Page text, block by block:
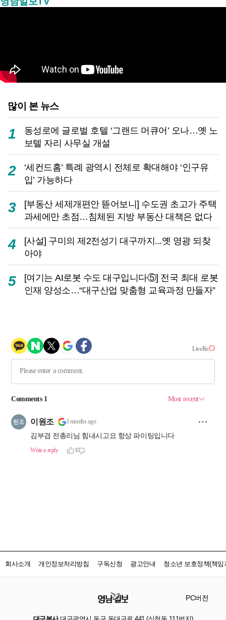
많이 본 뉴스
1
동성로에 글로벌 호텔 ‘그랜드 머큐어’ 오나…옛 노
보텔 자리 사무실 개설
2
‘세컨드홈’ 특례 광역시 전체로 확대해야 ‘인구유
입’ 가능하다
3
[부동산 세제개편안 뜯어보니] 수도권 초고가 주택
과세에만 초점…침체된 지방 부동산 대책은 없다
4
[사설] 구미의 제2전성기 대구까지...옛 영광 되찾
아야
5
[여기는 AI로봇 수도 대구입니다⑤] 전국 최대 로봇
인재 양성소…“대구산업 맞춤형 교육과정 만들자”
회사소개 개인정보처리방침 구독신청 광고안내 청소년 보호정책(책임
PC버전